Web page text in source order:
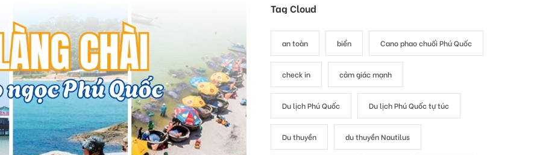
Tag Cloud
an toàn biển Cano phao chuối Phú Quốc
check in cảm giác mạnh
Du lịch Phú Quốc Du lịch Phú Quốc tự túc
Du thuyền du thuyền Nautilus